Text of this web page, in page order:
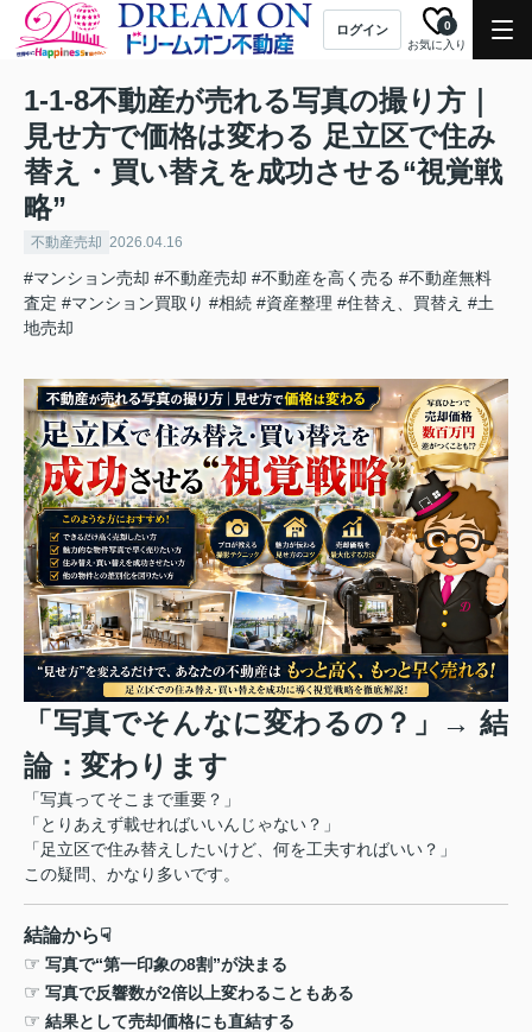
ログイン
お気に入り
0
1-1-8不動産が売れる写真の撮り方｜
見せ方で価格は変わる 足立区で住み
替え・買い替えを成功させる“視覚戦
略”
不動産売却 2026.04.16
#マンション売却 #不動産売却 #不動産を高く売る #不動産無料
査定 #マンション買取り #相続 #資産整理 #住替え、買替え #土
地売却
「写真でそんなに変わるの？」 →結
論：変わります
「写真ってそこまで重要？」
「とりあえず載せればいいんじゃない？」
「足立区で住み替えしたいけど、何を工夫すればいい？」
この疑問、かなり多いです。
結論から☟
☞ 写真で“第一印象の8割”が決まる
☞ 写真で反響数が2倍以上変わることもある
☞ 結果として売却価格にも直結する